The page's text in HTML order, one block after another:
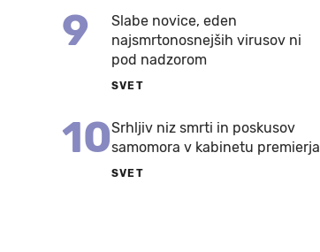
9
Slabe novice, eden
najsmrtonosnejših virusov ni
pod nadzorom
SVET
10Srhljiv niz smrti in poskusov
samomora v kabinetu premierja
SVET